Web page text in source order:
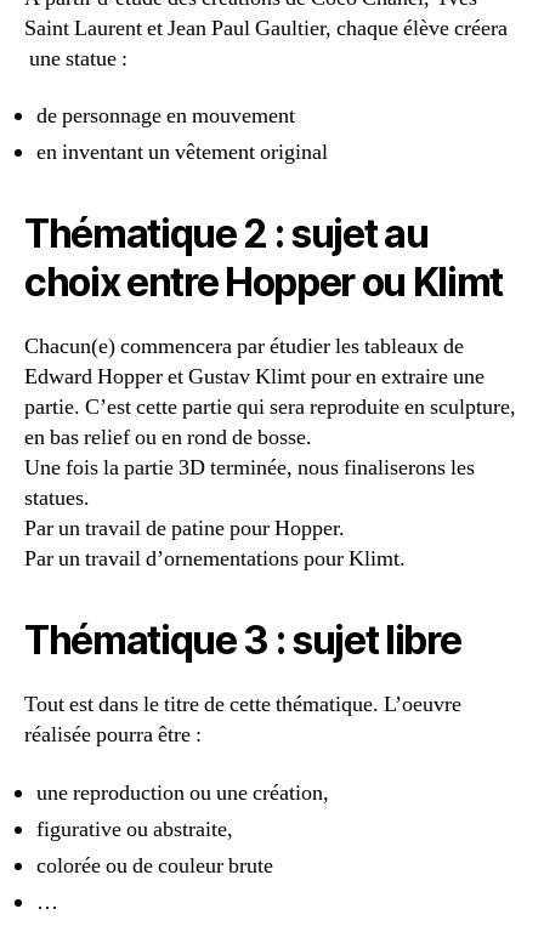
Saint Laurent et Jean Paul Gaultier, chaque élève créera
une statue :
de personnage en mouvement
en inventant un vêtement original
Thématique 2 : sujet au
choix entre Hopper ou Klimt
Chacun(e) commencera par étudier les tableaux de
Edward Hopper et Gustav Klimt pour en extraire une
partie. C’est cette partie qui sera reproduite en sculpture,
en bas relief ou en rond de bosse.
Une fois la partie 3D terminée, nous finaliserons les
statues.
Par un travail de patine pour Hopper.
Par un travail d’ornementations pour Klimt.
Thématique 3 : sujet libre
Tout est dans le titre de cette thématique. L’oeuvre
réalisée pourra être :
une reproduction ou une création,
figurative ou abstraite,
colorée ou de couleur brute
…